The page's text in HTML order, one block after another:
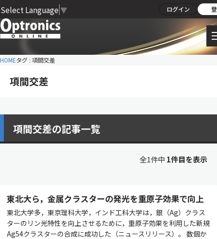
Select Language ▼ ログイン
HOMEタグ : 項間交差
項間交差
項間交差の記事一覧
全1件中 1件目を表示
東北大ら，金属クラスターの発光を重原子効果で向上
東北大学多，東京理科大学，インド工科大学は，銀（Ag）クラス
ターのリン光特性を向上させるために，重原子効果を利用した新規
Ag54クラスターの合成に成功した（ニュースリリース）。 数個か